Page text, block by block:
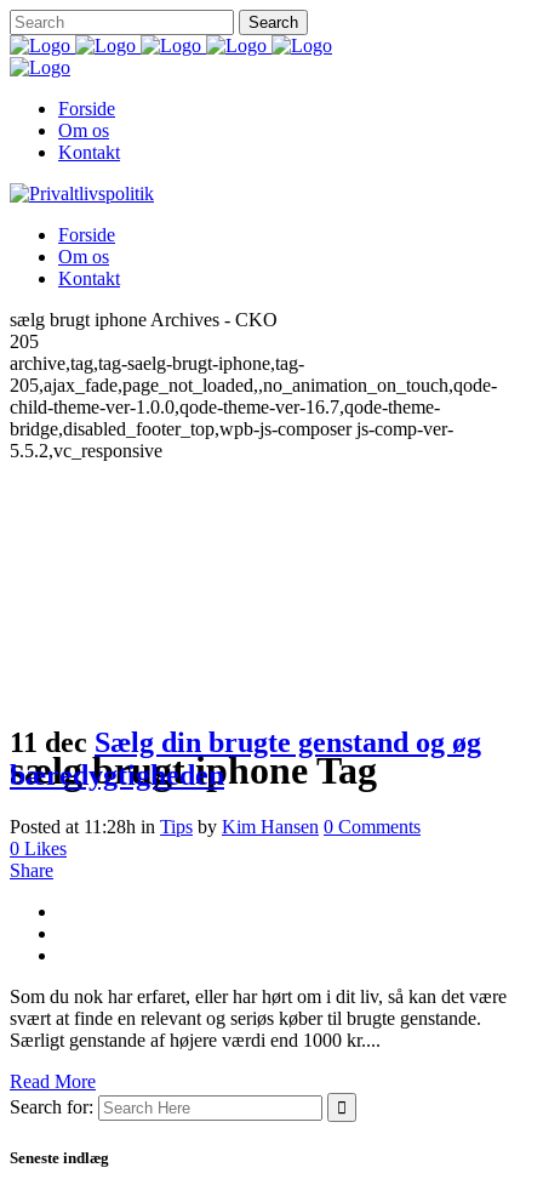
Forside
Om os
Kontakt
Forside
Om os
Kontakt
sælg brugt iphone Archives - CKO
205
archive,tag,tag-saelg-brugt-iphone,tag-
205,ajax_fade,page_not_loaded,,no_animation_on_touch,qode-
child-theme-ver-1.0.0,qode-theme-ver-16.7,qode-theme-
bridge,disabled_footer_top,wpb-js-composer js-comp-ver-
5.5.2,vc_responsive
sælg brugt iphone Tag
11 dec Sælg din brugte genstand og øg
bæredygtigheden
Posted at 11:28h in Tips by Kim Hansen 0 Comments
0 Likes
Share
Som du nok har erfaret, eller har hørt om i dit liv, så kan det være
svært at finde en relevant og seriøs køber til brugte genstande.
Særligt genstande af højere værdi end 1000 kr....
Read More
Search for:
Seneste indlæg